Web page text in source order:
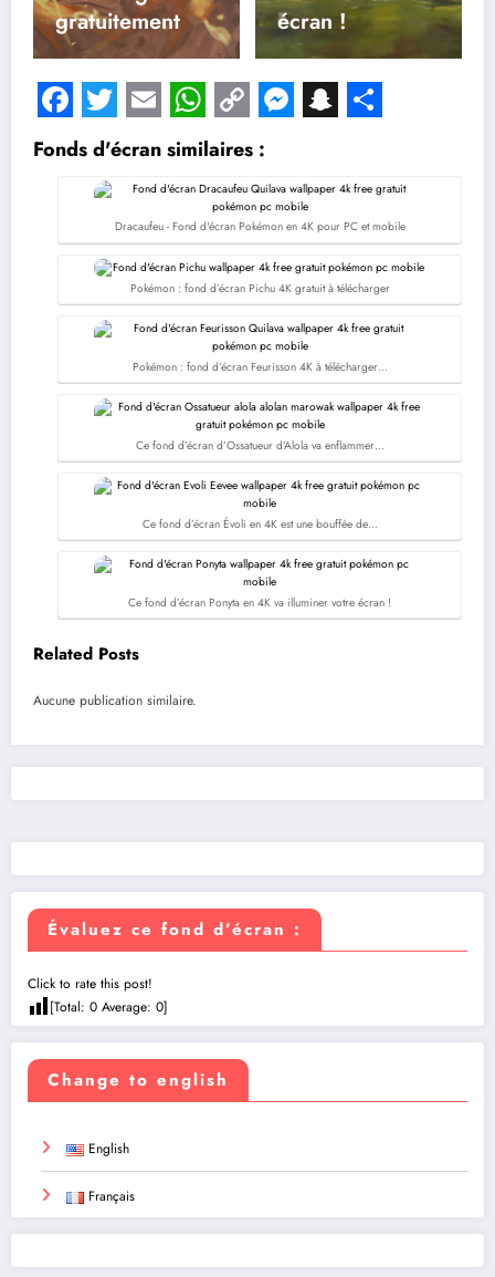
gratuitement
écran !
Facebook
Twitter
EmailWhatsApp
Copy
Link
Messenger
Snapchat
Share
Fonds d'écran similaires :
Dracaufeu - Fond d'écran Pokémon en 4K pour PC et mobile
Pokémon : fond d’écran Pichu 4K gratuit à télécharger
Pokémon : fond d’écran Feurisson 4K à télécharger…
Ce fond d’écran d’Ossatueur d’Alola va enflammer…
Ce fond d’écran Évoli en 4K est une bouffée de…
Ce fond d’écran Ponyta en 4K va illuminer votre écran !
Related Posts
Aucune publication similaire.
Évaluez ce fond d’écran :
Click to rate this post!
[Total: 0 Average: 0]
Change to english
English
Français